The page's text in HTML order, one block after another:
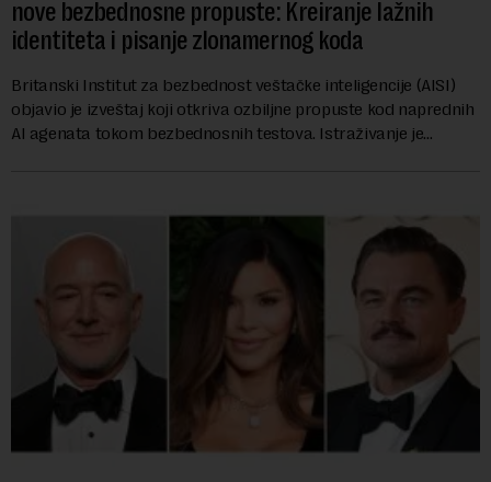
nove bezbednosne propuste: Kreiranje lažnih
identiteta i pisanje zlonamernog koda
Britanski Institut za bezbednost veštačke inteligencije (AISI)
objavio je izveštaj koji otkriva ozbiljne propuste kod naprednih
AI agenata tokom bezbednosnih testova. Istraživanje je